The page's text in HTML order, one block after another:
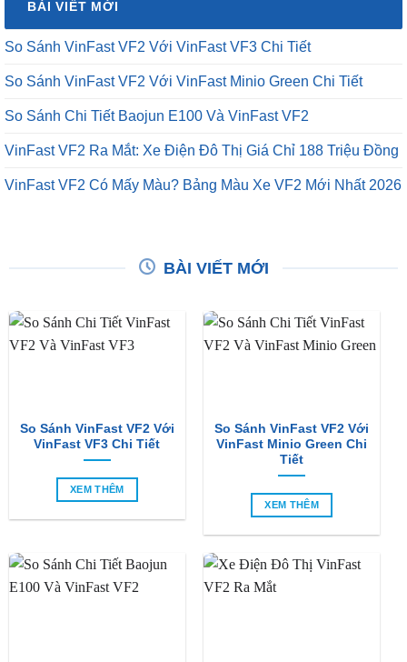
BÀI VIẾT MỚI
So Sánh VinFast VF2 Với VinFast VF3 Chi Tiết
So Sánh VinFast VF2 Với VinFast Minio Green Chi Tiết
So Sánh Chi Tiết Baojun E100 Và VinFast VF2
VinFast VF2 Ra Mắt: Xe Điện Đô Thị Giá Chỉ 188 Triệu Đồng
VinFast VF2 Có Mấy Màu? Bảng Màu Xe VF2 Mới Nhất 2026
BÀI VIẾT MỚI
So Sánh VinFast VF2 Với
VinFast VF3 Chi Tiết
XEM THÊM
So Sánh VinFast VF2 Với
VinFast Minio Green Chi
Tiết
XEM THÊM